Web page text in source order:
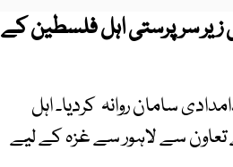
سرپرستی اہل فلسطین کے
سامان روانہ کردیا۔ اہل
سے لاہور سے غزہ کے لیے